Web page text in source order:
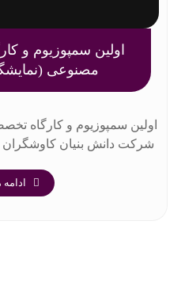
اولین سمپوزیوم و
مصنوعی
اولین سمپوزیوم و کارگاه
شرکت دانش بنیان